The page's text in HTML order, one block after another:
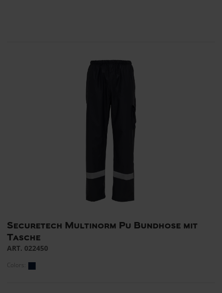
Securetech Multinorm Pu Bundhose mit
Tasche
ART. 022450
Colors: